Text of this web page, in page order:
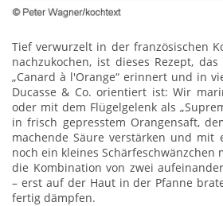
Tief verwurzelt in der französischen
nachzukochen, ist dieses Rezept,
„Canard à l'Orange“ erinnert und in
Ducasse & Co. orientiert ist: Wir
oder mit dem Flügelgelenk als
in frisch gepresstem Orangensaft,
machende Säure verstärken und mit
noch ein kleines
die Kombination von zwei
– erst auf der Haut in der Pfanne
fertig dämpfen.